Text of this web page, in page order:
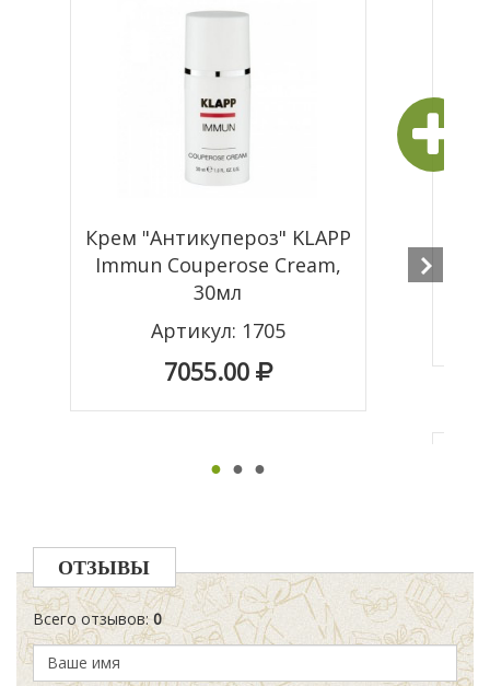
Крем "Антикупероз" KLAPP
Immun Couperose Cream,
30мл
Артикул: 1705
7055.00
=
● ● ●
ОТЗЫВЫ
Всего отзывов: 0